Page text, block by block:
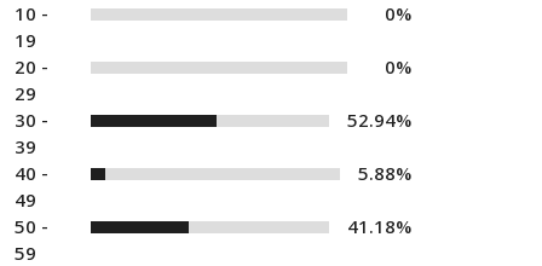
10 -
19
0%
20 -
29
0%
30 -
39
52.94%
40 -
49
5.88%
50 -
59
41.18%